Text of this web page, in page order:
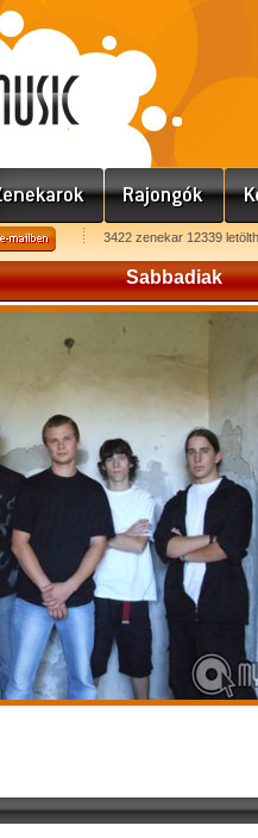
3422 zenekar 12339
Sabbadiak